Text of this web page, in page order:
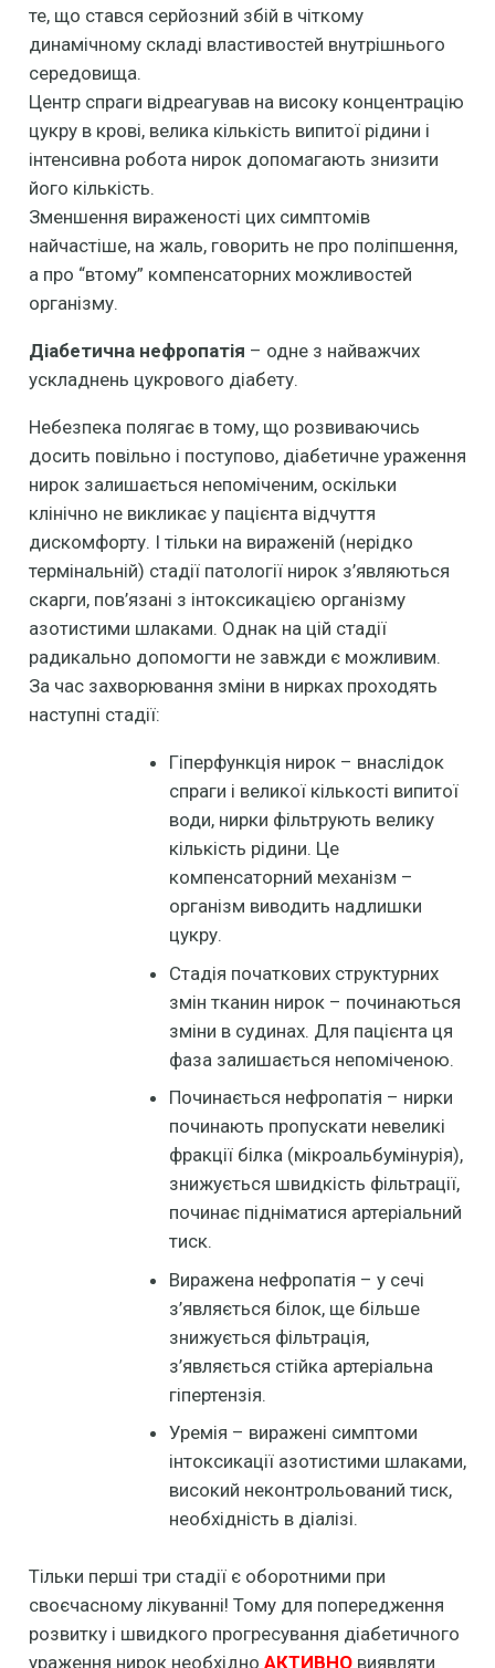
те, що стався серйозний збій в чіткому
динамічному складі властивостей внутрішнього
середовища.
Центр спраги відреагував на високу концентрацію
цукру в крові, велика кількість випитої рідини і
інтенсивна робота нирок допомагають знизити
його кількість.
Зменшення вираженості цих симптомів
найчастіше, на жаль, говорить не про поліпшення,
а про “втому” компенсаторних можливостей
організму.
Діабетична нефропатія – одне з найважчих
ускладнень цукрового діабету.
Небезпека полягає в тому, що розвиваючись
досить повільно і поступово, діабетичне ураження
нирок залишається непоміченим, оскільки
клінічно не викликає у пацієнта відчуття
дискомфорту. І тільки на вираженій (нерідко
термінальній) стадії патології нирок з’являються
скарги, пов’язані з інтоксикацією організму
азотистими шлаками. Однак на цій стадії
радикально допомогти не завжди є можливим.
За час захворювання зміни в нирках проходять
наступні стадії:
Гіперфункція нирок – внаслідок
спраги і великої кількості випитої
води, нирки фільтрують велику
кількість рідини. Це
компенсаторний механізм –
організм виводить надлишки
цукру.
Стадія початкових структурних
змін тканин нирок – починаються
зміни в судинах. Для пацієнта ця
фаза залишається непоміченою.
Починається нефропатія – нирки
починають пропускати невеликі
фракції білка (мікроальбумінурія),
знижується швидкість фільтрації,
починає підніматися артеріальний
тиск.
Виражена нефропатія – у сечі
з’являється білок, ще більше
знижується фільтрація,
з’являється стійка артеріальна
гіпертензія.
Уремія – виражені симптоми
інтоксикації азотистими шлаками,
високий неконтрольований тиск,
необхідність в діалізі.
Тільки перші три стадії є оборотними при
своєчасному лікуванні! Тому для попередження
розвитку і швидкого прогресування діабетичного
ураження нирок необхідно АКТИВНО виявляти